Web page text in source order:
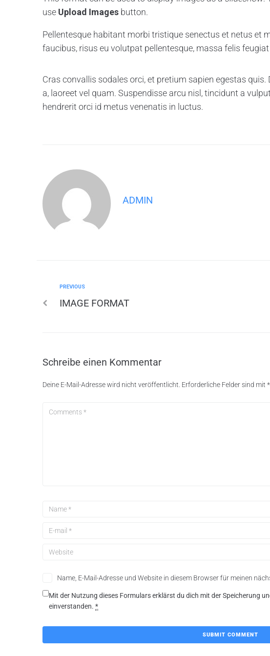
use Upload Images button.
Pellentesque habitant morbi tristique senectus et netus et
faucibus, risus eu volutpat pellentesque, massa felis
Cras convallis sodales orci, et pretium sapien egestas
a, laoreet vel quam. Suspendisse arcu nisl, tincidunt a
hendrerit orci id metus venenatis in luctus.
ADMIN
Beitragsnavigation
Previous
PREVIOUS
IMAGE FORMAT
Schreibe einen Kommentar
Deine E-Mail-Adresse wird nicht veröffentlicht. Erforderliche Felder sind mit *
Name, E-Mail-Adresse und Website in diesem Browser für meinen
Mit der Nutzung dieses Formulars erklärst du dich mit der Speicherung
einverstanden. *